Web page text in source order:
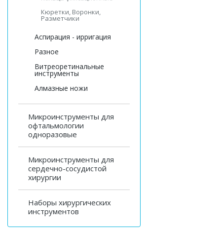
Кюретки, Воронки,
Разметчики
Аспирация - ирригация
Разное
Витреоретинальные
инструменты
Алмазные ножи
Микроинструменты для
офтальмологии
одноразовые
Микроинструменты для
сердечно-сосудистой
хирургии
Наборы хирургических
инструментов